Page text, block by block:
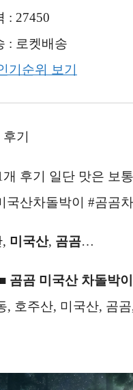
: 27450
: 로켓배송
기순위 보기
기
개 후기 일단 맛은 보
산차돌박이 #곰곰
미국산, 곰곰…
곰곰 미국산 차돌박
호주산, 미국산, 곰